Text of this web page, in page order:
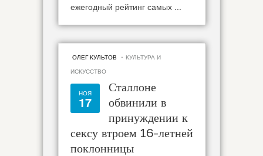
ежегодный рейтинг самых ...
ОЛЕГ КУЛЬТОВ · КУЛЬТУРА И
ИСКУССТВО
НОЯ
17
Сталлоне
обвинили в
принуждении к
сексу втроем 16-летней
поклонницы